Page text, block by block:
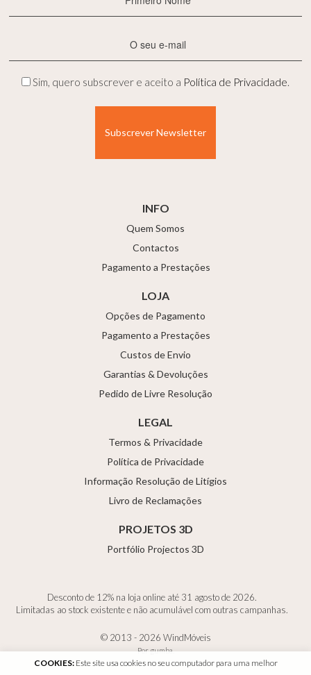
Nome
mail
Privacidade
Sim, quero subscrever e aceito a Política de Privacidade.
INFO
Quem Somos
Contactos
Pagamento a Prestações
LOJA
Opções de Pagamento
Pagamento a Prestações
Custos de Envio
Garantias & Devoluções
Pedido de Livre Resolução
LEGAL
Termos & Privacidade
Política de Privacidade
Informação Resolução de Litígios
Livro de Reclamações
PROJETOS 3D
Portfólio Projectos 3D
Desconto de 12% na loja online até 31 agosto de 2026.
Limitadas ao stock existente e não acumulável com outras campanhas.
© 2013 - 2026 WindMóveis
Porgumba.
COOKIES:Este site usa cookies no seu computador para uma melhor